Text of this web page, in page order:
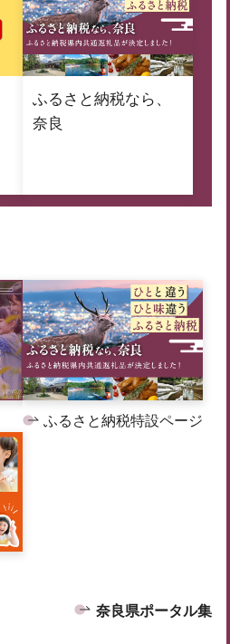
ふるさと納税なら、
奈良
ふるさと納税特設ページ
奈良県ポータル集